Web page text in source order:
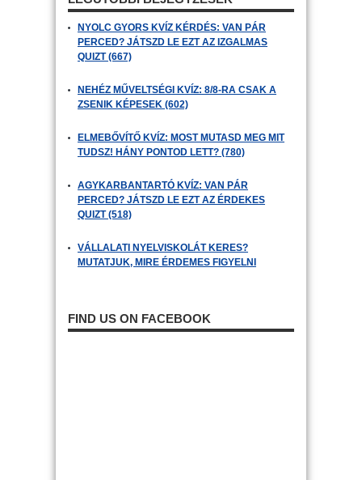
NYOLC GYORS KVÍZ KÉRDÉS: VAN PÁR
PERCED? JÁTSZD LE EZT AZ IZGALMAS
QUIZT (667)
NEHÉZ MŰVELTSÉGI KVÍZ: 8/8-RA CSAK A
ZSENIK KÉPESEK (602)
ELMEBŐVÍTŐ KVÍZ: MOST MUTASD MEG MIT
TUDSZ! HÁNY PONTOD LETT? (780)
AGYKARBANTARTÓ KVÍZ: VAN PÁR
PERCED? JÁTSZD LE EZT AZ ÉRDEKES
QUIZT (518)
VÁLLALATI NYELVISKOLÁT KERES?
MUTATJUK, MIRE ÉRDEMES FIGYELNI
FIND US ON FACEBOOK